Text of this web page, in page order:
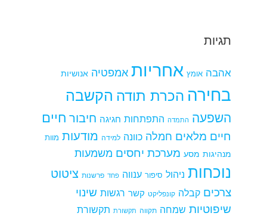
תגיות
אהבה אומץ אחריות אמפטיה אנושיות
בחירה הכרת תודה הקשבה
השפעה התמדה התפתחות חגיגה חיבור חיים
חיים מלאים חמלה כוונה למידה מודעות מוות
מנהיגות מסע מערכת יחסים משמעות
נוכחות ניהול סיפור ענווה פחד פרשנות ציטוט
צרכים קבלה קונפליקט קשר רגשות שינוי
שיפוטיות שמחה תקווה תקשורת תקשורת